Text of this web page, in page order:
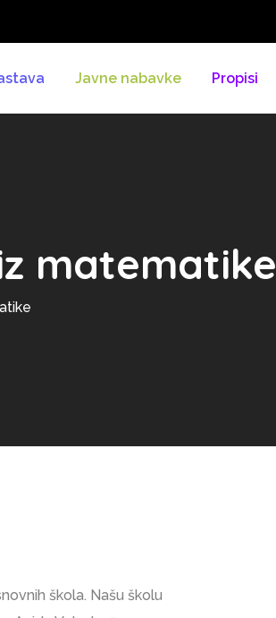
Javne nabavke Propisi
matematike
škola. Našu školu